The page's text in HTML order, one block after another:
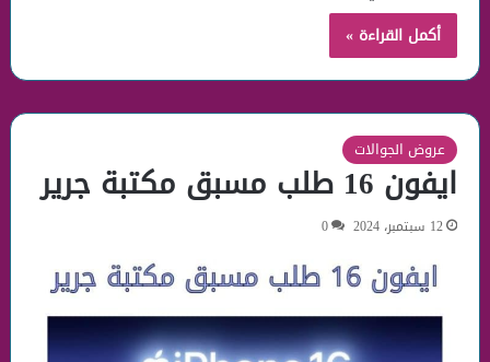
أكمل القراءة »
عروض الجوالات
ايفون 16 طلب مسبق مكتبة جرير
12 سبتمبر، 2024 0